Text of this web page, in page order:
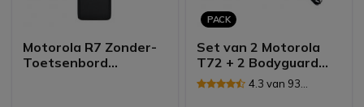
Motorola R7 Zonder-
Toetsenbord
PACK
Set van 2 Motorola
T72 + 2 Bodyguard
Kits
4.3 van 93